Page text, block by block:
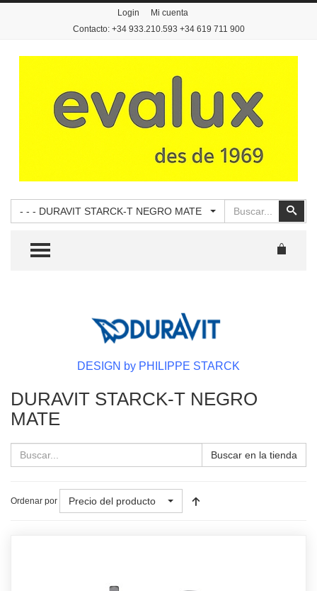
Login
Mi cuenta
Contacto: +34 933.210.593 +34 619 711 900
- - - DURAVIT STARCK-T NEGRO MATE
TOGGLE MENU
DESIGN by PHILIPPE STARCK
DURAVIT STARCK-T NEGRO
MATE
Buscar en la tienda
Ordenar por Precio del producto